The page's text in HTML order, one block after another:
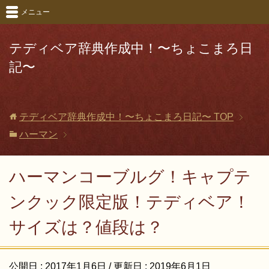
テディベア辞典作成中！〜ちょこまろ日
記〜
メニュー
テディベア辞典作成中！〜ちょこまろ日記〜 TOP
ハーマン
ハーマンコーブルグ！キャプテ
ンクック限定版！テディベア！
サイズは？値段は？
公開日 : 2017年1月6日 / 更新日 : 2019年6月1日